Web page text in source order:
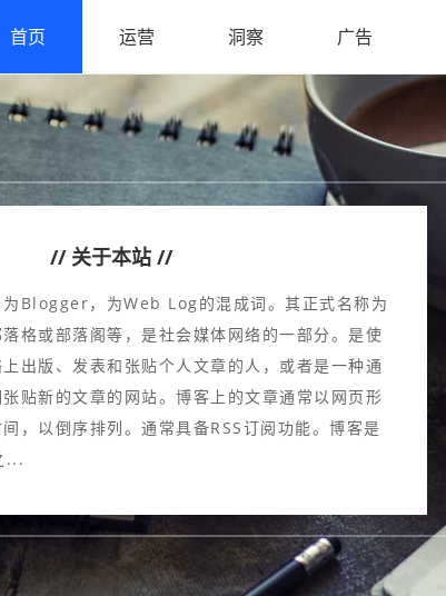
首页 运营 洞察 广告
// 关于本站 //
Blogger，为Web Log的混成词。其正式名称为
格或部落阁等，是社会媒体网络的一部分。是使
出版、发表和张贴个人文章的人，或者是一种通
贴新的文章的网站。博客上的文章通常以网页形
，以倒序排列。通常具备RSS订阅功能。博客是
...